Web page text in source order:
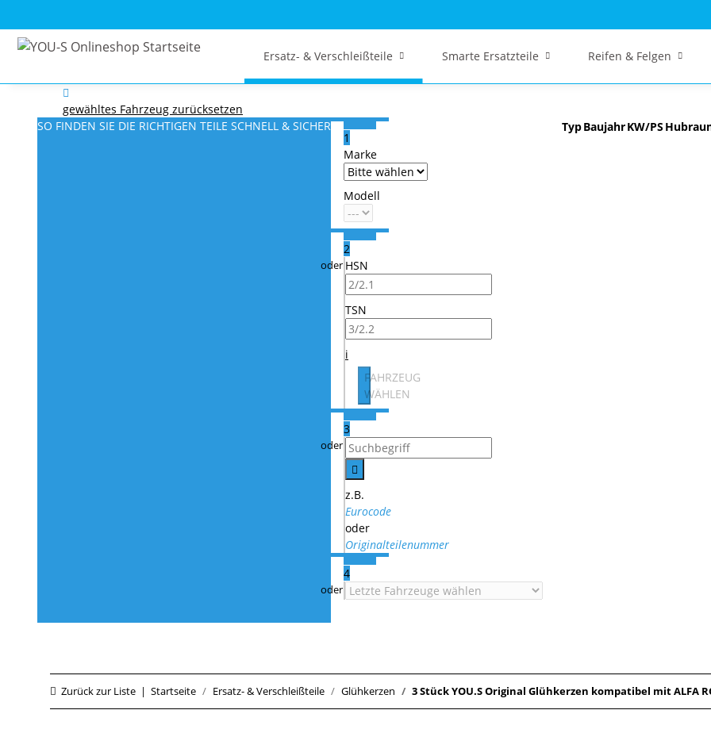
Ersatz- & Verschleißteile Smarte Ersatzteile Reifen & Felgen
gewähltes Fahrzeug zurücksetzen
SO FINDEN SIE DIE RICHTIGEN TEILE SCHNELL & SICHER
1
Marke
Modell
2
HSN
TSN
i
FAHRZEUG
WÄHLEN
3
z.B.
Eurocode
oder
Originalteilenummer
4
TypBaujahrKW/PS
Zurück zur Liste Startseite Ersatz- & Verschleißteile Glühkerzen 3 Stück YOU.S Original Glühkerzen kompatibel mit ALFA